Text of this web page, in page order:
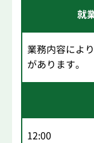
就
業務内容によ
があります。
12:00